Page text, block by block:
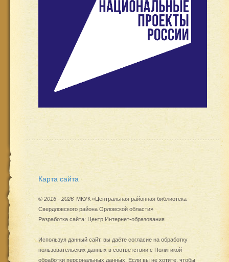
Карта сайта
© 2016 - 2026 МКУК «Центральная районная библиотека
Свердловского района Орловской области»
Разработка сайта: Центр Интернет-образования
Используя данный сайт, вы даёте согласие на обработку
пользовательских данных в соответствии с Политикой
обработки персональных данных . Если вы не хотите, чтобы